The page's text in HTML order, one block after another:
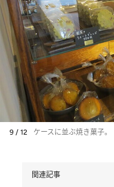
9 / 12 ケースに並ぶ焼き菓子。
関連記事